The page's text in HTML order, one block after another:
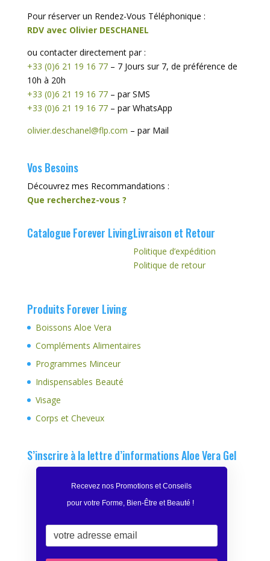
Pour réserver un Rendez-Vous Téléphonique :
RDV avec Olivier DESCHANEL
ou contacter directement par :
+33 (0)6 21 19 16 77– 7 Jours sur 7, de préférence de
10h à 20h
+33 (0)6 21 19 16 77– par SMS
+33 (0)6 21 19 16 77– par WhatsApp
olivier.deschanel@flp.com – par Mail
Vos Besoins
Découvrez mes Recommandations :
Que recherchez-vous ?
Catalogue Forever LivingLivraison et Retour
Politique d’expédition
Politique de retour
Produits Forever Living
Boissons Aloe Vera
Compléments Alimentaires
Programmes Minceur
Indispensables Beauté
Visage
Corps et Cheveux
S’inscrire à la lettre d’informations Aloe Vera Gel
Recevez nos Promotions et Conseils
pour votre Forme, Bien-Être et Beauté !